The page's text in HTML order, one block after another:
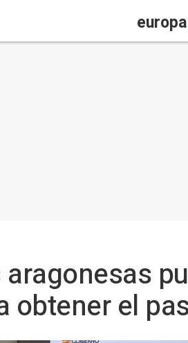
europa
obtener el